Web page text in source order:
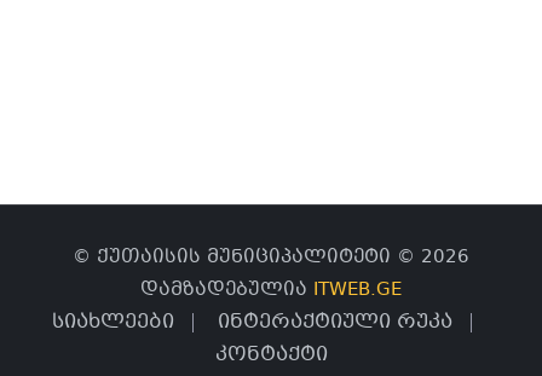
© ქუთაისის მუნიციპალიტეტი © 2026
დამზადებულია ITWEB.GE
სიახლეები
ინტერაქტიული რუკა
კონტაქტი